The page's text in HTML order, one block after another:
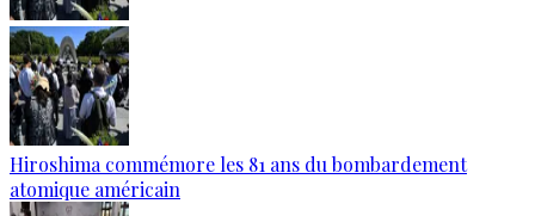
Hiroshima commémore les 81 ans du bombardement
atomique américain